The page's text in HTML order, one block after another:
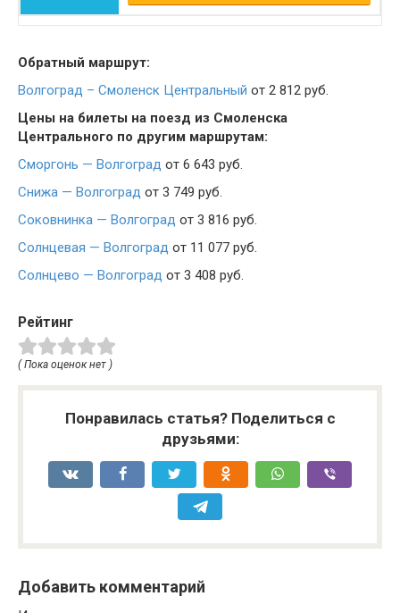
Обратный маршрут:
Волгоград – Смоленск Центральный от 2 812 руб.
Цены на билеты на поезд из Смоленска
Центрального по другим маршрутам:
Сморгонь — Волгоград от 6 643 руб.
Снижа — Волгоград от 3 749 руб.
Соковнинка — Волгоград от 3 816 руб.
Солнцевая — Волгоград от 11 077 руб.
Солнцево — Волгоград от 3 408 руб.
Рейтинг
( Пока оценок нет )
Понравилась статья? Поделиться с
друзьями:
Добавить комментарий